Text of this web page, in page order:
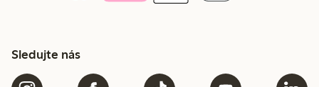
Sledujte nás